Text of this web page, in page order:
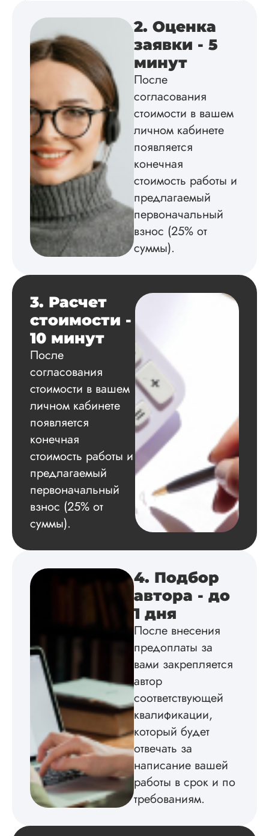
оформил и провел
подробное
экспериментов,
дальше заказывать
работы здесь.
Вид работы:
на совесть: тут и
структура, и
оформление.
самостоятельно
Благодарна.
Вадим
Вид работы:
Диссертация
Дата:2024-11-20
Удобная форма
оплаты, есть
официальный
работу выполнили
сдачи,
оформили в
соответствии с
Взаимодействие с
подробно
по всем вопросам.
Благодарен.
Инна
Вид работы:
2. Оценка
заявки - 5
минут
После
согласования
стоимости в вашем
личном кабинете
появляется
конечная
стоимость работы и
предлагаемый
первоначальный
взнос (25% от
суммы).
3. Расчет
стоимости -
10 минут
После
согласования
стоимости в вашем
личном кабинете
появляется
конечная
стоимость работы и
предлагаемый
первоначальный
взнос (25% от
суммы).
4. Подбор
автора - до
1 дня
После внесения
предоплаты за
вами закрепляется
автор
соответствующей
квалификации,
который будет
отвечать за
написание вашей
работы в срок и по
требованиям.